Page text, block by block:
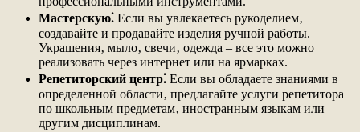
Мастерскую⁚ Если вы увлекаетесь рукоделием‚
создавайте и продавайте изделия ручной работы.
Украшения‚ мыло‚ свечи‚ одежда – все это можно
реализовать через интернет или на ярмарках.
Репетиторский центр⁚ Если вы обладаете знаниями в
определенной области‚ предлагайте услуги репетитора
по школьным предметам‚ иностранным языкам или
другим дисциплинам.